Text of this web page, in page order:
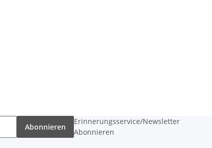
Abonnieren
Erinnerungsservice/Newsletter
Abonnieren